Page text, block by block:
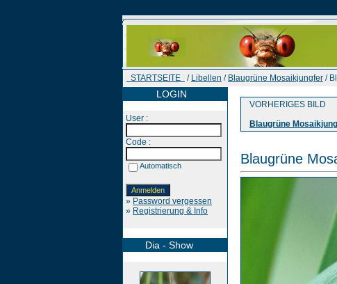
STARTSEITE / Libellen / Blaugrüne Mosaikjungfer /
LOGIN
User :
Code :
Automatisch
» Password vergessen
» Registrierung & Info
Dia - Show
VORHERIGES BILD
Blaugrüne
Blaugrüne